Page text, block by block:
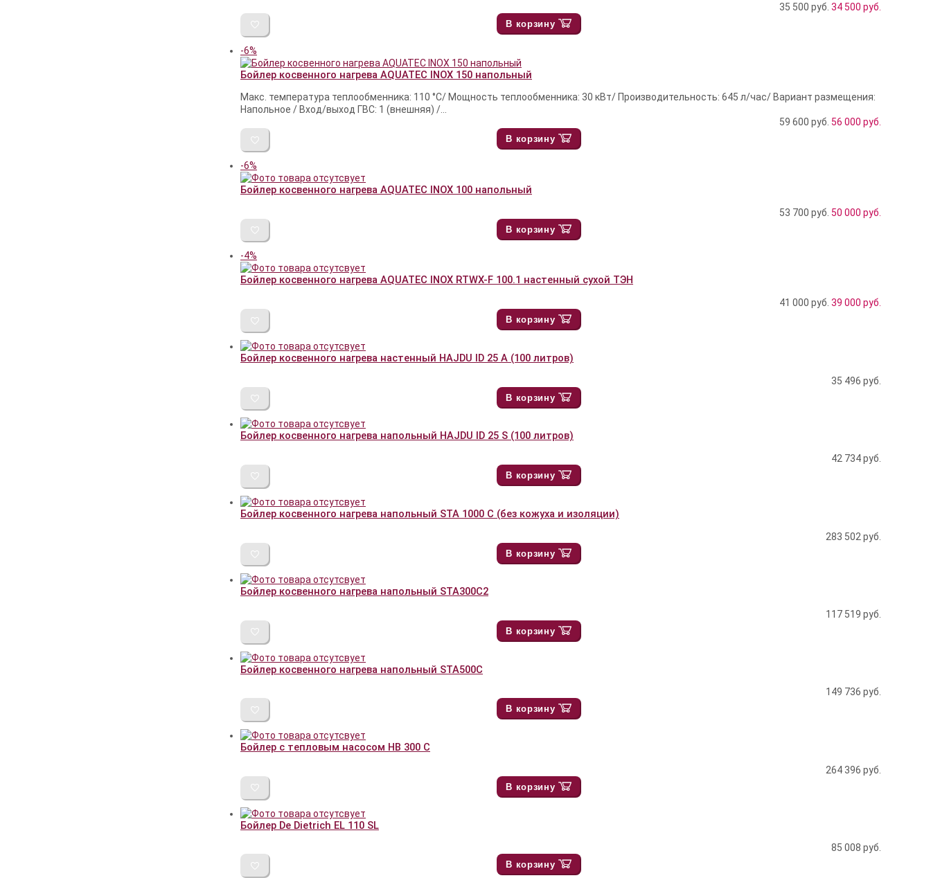
35 500 руб. 34 500 руб.
В корзину
-6%
Бойлер косвенного нагрева AQUATEC INOX 150 напольный
Макс. температура теплообменника: 110 °С/ Мощность теплообменника: 30 кВт/ Производительность: 645 л/час/ Вариант размещения:
Напольное / Вход/выход ГВС: 1 (внешняя) /...
59 600 руб. 56 000 руб.
В корзину
-6%
Бойлер косвенного нагрева AQUATEC INOX 100 напольный
53 700 руб. 50 000 руб.
В корзину
-4%
Бойлер косвенного нагрева AQUATEC INOX RTWX-F 100.1 настенный сухой ТЭН
41 000 руб. 39 000 руб.
В корзину
Бойлер косвенного нагрева настенный HAJDU ID 25 A (100 литров)
35 496 руб.
В корзину
Бойлер косвенного нагрева напольный HAJDU ID 25 S (100 литров)
42 734руб.
В корзину
Бойлер косвенного нагрева напольный STA 1000 С (без кожуха и изоляции)
283 502 руб.
В корзину
Бойлер косвенного нагрева напольный STA300C2
117 519 руб.
В корзину
Бойлер косвенного нагрева напольный STA500C
149 736 руб.
В корзину
Бойлер с тепловым насосом HB 300 C
264 396 руб.
В корзину
Бойлер De Dietrich EL 110 SL
85 008 руб.
В корзину